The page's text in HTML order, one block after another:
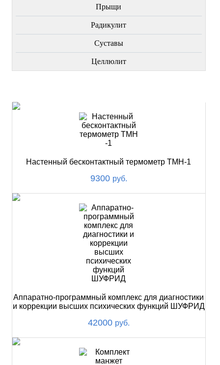
Прыщи
Радикулит
Суставы
Целлюлит
Настенный бесконтактный термометр ТМН-1
9300 руб.
Аппаратно-программный комплекс для диагностики
и коррекции высших психических функций ШУФРИД
42000 руб.